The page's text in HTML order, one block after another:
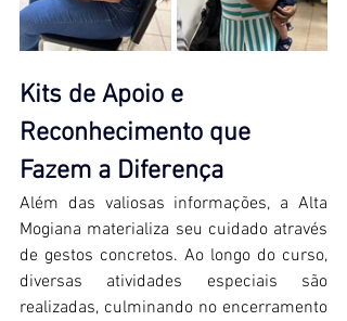
Kits de Apoio e
Reconhecimento que
Fazem a Diferença
Além das valiosas informações, a Alta
Mogiana materializa seu cuidado através
de gestos concretos. Ao longo do curso,
diversas atividades especiais são
realizadas, culminando no encerramento